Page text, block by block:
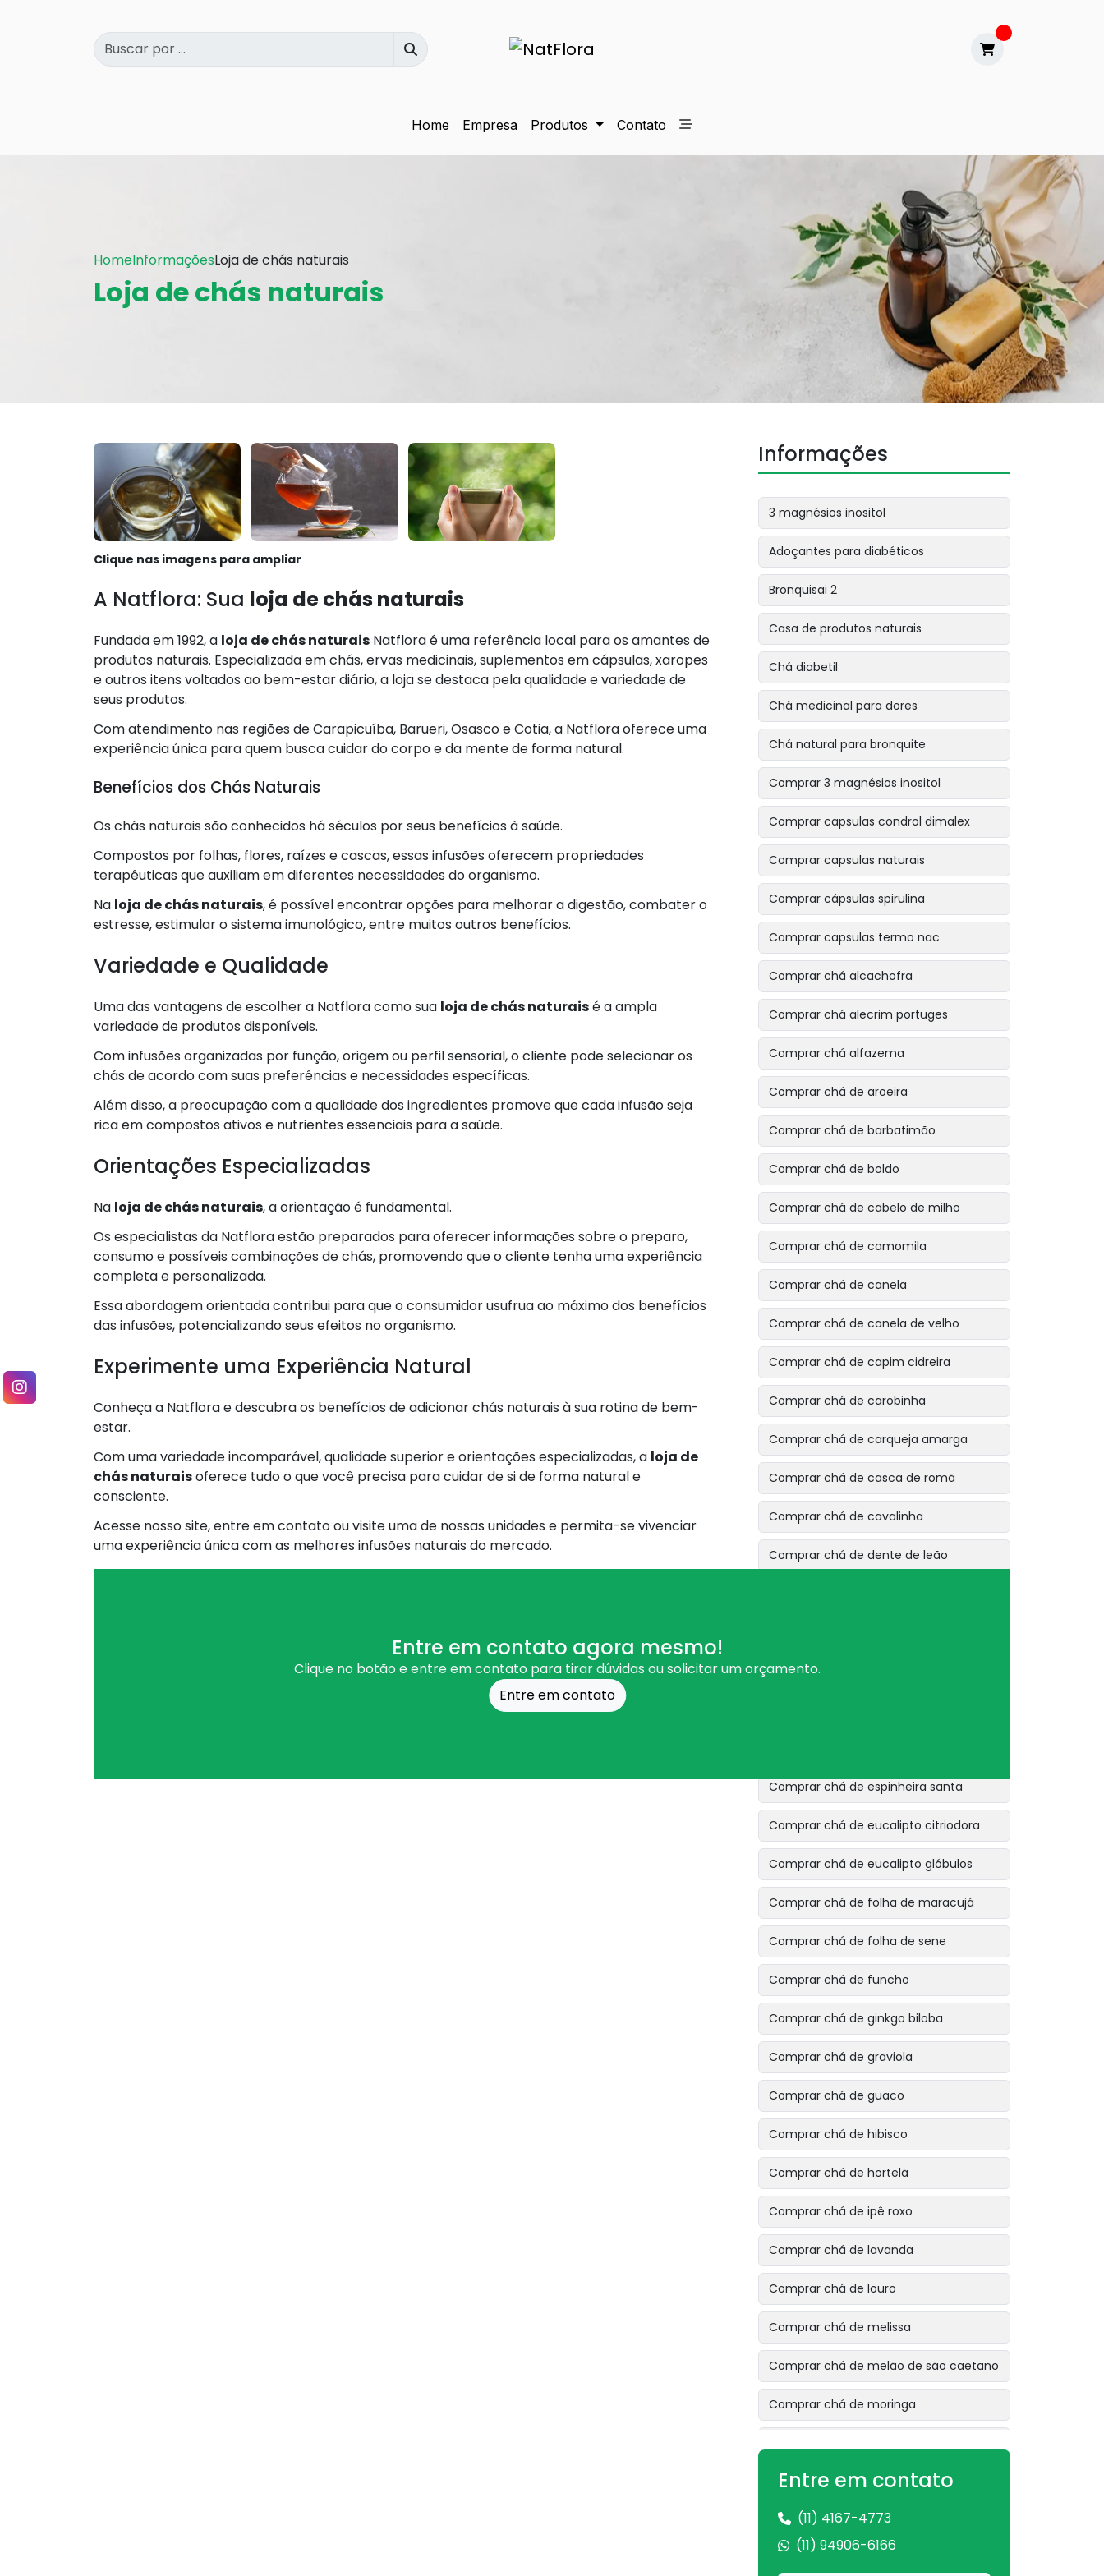
Home Empresa Produtos Contato
HomeInformaçõesLoja de chás naturais
Loja de chás naturais
Clique nas imagens para ampliar
A Natflora: Sua loja de chás naturais
Fundada em 1992, a loja de chás naturais Natflora é uma referência local para os amantes de
produtos naturais. Especializada em chás, ervas medicinais, suplementos em cápsulas, xaropes
e outros itens voltados ao bem-estar diário, a loja se destaca pela qualidade e variedade de
seus produtos.
Com atendimento nas regiões de Carapicuíba, Barueri, Osasco e Cotia, a Natflora oferece uma
experiência única para quem busca cuidar do corpo e da mente de forma natural.
Benefícios dos Chás Naturais
Os chás naturais são conhecidos há séculos por seus benefícios à saúde.
Compostos por folhas, flores, raízes e cascas, essas infusões oferecem propriedades
terapêuticas que auxiliam em diferentes necessidades do organismo.
Na loja de chás naturais, é possível encontrar opções para melhorar a digestão, combater o
estresse, estimular o sistema imunológico, entre muitos outros benefícios.
Variedade e Qualidade
Uma das vantagens de escolher a Natflora como sua loja de chás naturaisé a ampla
variedade de produtos disponíveis.
Com infusões organizadas por função, origem ou perfil sensorial, o cliente pode selecionar os
chás de acordo com suas preferências e necessidades específicas.
Além disso, a preocupação com a qualidade dos ingredientes promove que cada infusão seja
rica em compostos ativos e nutrientes essenciais para a saúde.
Orientações Especializadas
Na loja de chás naturais, a orientação é fundamental.
Os especialistas da Natflora estão preparados para oferecer informações sobre o preparo,
consumo e possíveis combinações de chás, promovendo que o cliente tenha uma experiência
completa e personalizada.
Essa abordagem orientada contribui para que o consumidor usufrua ao máximo dos benefícios
das infusões, potencializando seus efeitos no organismo.
Experimente uma Experiência Natural
Conheça a Natflora e descubra os benefícios de adicionar chás naturais à sua rotina de bem-
estar.
Com uma variedade incomparável, qualidade superior e orientações especializadas, a loja de
chás naturaisoferece tudo o que você precisa para cuidar de si de forma natural e
consciente.
Acesse nosso site, entre em contato ou visite uma de nossas unidades e permita-se vivenciar
uma experiência única com as melhores infusões naturais do mercado.
Entre em contato agora mesmo!
Clique no botão e entre em contato para tirar dúvidas ou solicitar um orçamento.
Entre em contato
Informações
3 magnésios inositol
Adoçantes para diabéticos
Bronquisai 2
Casa de produtos naturais
Chá diabetil
Chá medicinal para dores
Chá natural para bronquite
Comprar 3 magnésios inositol
Comprar capsulas condrol dimalex
Comprar capsulas naturais
Comprar cápsulas spirulina
Comprar capsulas termo nac
Comprar chá alcachofra
Comprar chá alecrim portuges
Comprar chá alfazema
Comprar chá de aroeira
Comprar chá de barbatimão
Comprar chá de boldo
Comprar chá de cabelo de milho
Comprar chá de camomila
Comprar chá de canela
Comprar chá de canela de velho
Comprar chá de capim cidreira
Comprar chá de carobinha
Comprar chá de carqueja amarga
Comprar chá de casca de romã
Comprar chá de cavalinha
Comprar chá de dente de leão
Comprar chá de erva de bicho
Comprar chá de espinheira santa
Comprar chá de eucalipto citriodora
Comprar chá de eucalipto glóbulos
Comprar chá de folha de maracujá
Comprar chá de folha de sene
Comprar chá de funcho
Comprar chá de ginkgo biloba
Comprar chá de graviola
Comprar chá de guaco
Comprar chá de hibisco
Comprar chá de hortelã
Comprar chá de ipê roxo
Comprar chá de lavanda
Comprar chá de louro
Comprar chá de melissa
Comprar chá de melão de são caetano
Comprar chá de moringa
Comprar chá de ora pro nóbis
Comprar chá de pata de vaca
Entre em contato
(11) 4167-4773
(11) 94906-6166